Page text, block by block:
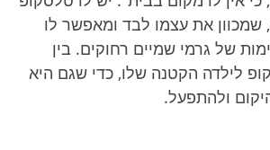
שמכוון את עצמו לבד ומאפשר לו
של גרמי שמיים רחוקים. בין
לילדה הקטנה שלו, כדי שגם היא
ולהתפעל.